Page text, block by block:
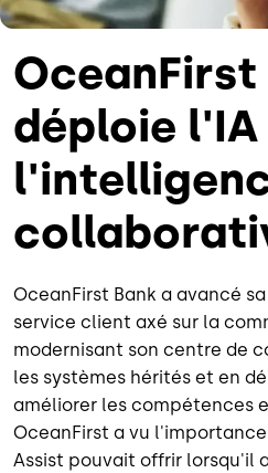
OceanFirst
déploie
OceanFirst Bank a avancé
service client axé sur la
modernisant son centre de
les systèmes hérités et en
améliorer les compétences
OceanFirst a vu
Assist pouvait offrir lorsqu'il